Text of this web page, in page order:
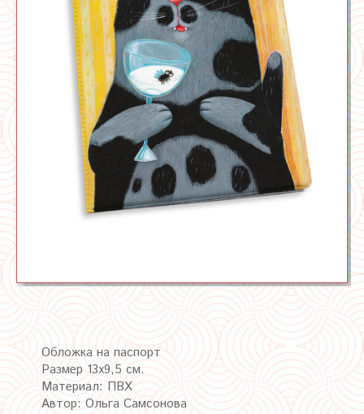
Обложка на паспорт
Размер 13х9,5 см.
Материал: ПВХ
Автор: Ольга Самсонова